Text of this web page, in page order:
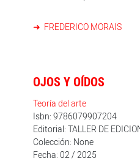
FREDERICO MORAIS
OJOS Y OÍDOS
Teoría del arte
Isbn: 9786079907204
Editorial: TALLER DE
Colección: None
Fecha: 02 / 2025